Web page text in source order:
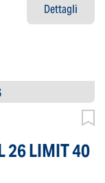
Dettagli
26 LIMIT 40